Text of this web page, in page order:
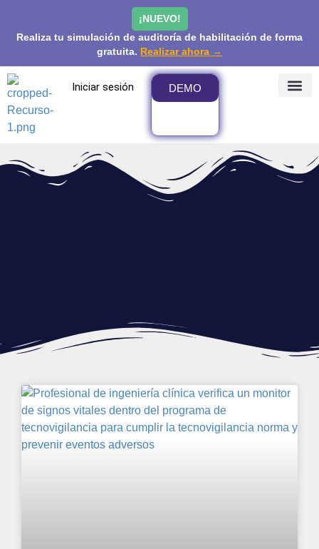
¡NUEVO!
Realiza tu simulación de auditoría de habilitación de forma
gratuita. Realizar ahora →
Iniciar sesión DEMO